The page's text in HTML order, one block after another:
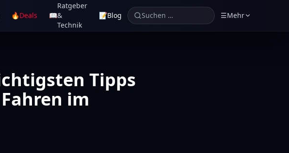
🔥Deals 📖
Ratgeber
&
Technik
📝Blog Suchen … ☰Mehr
Tipps
im